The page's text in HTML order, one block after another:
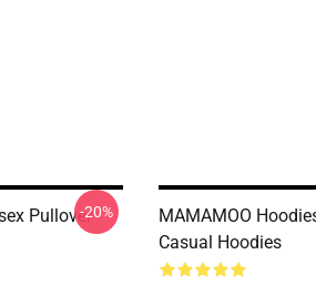
Pullover-20%
MAMAMOO
Casual Hoodies